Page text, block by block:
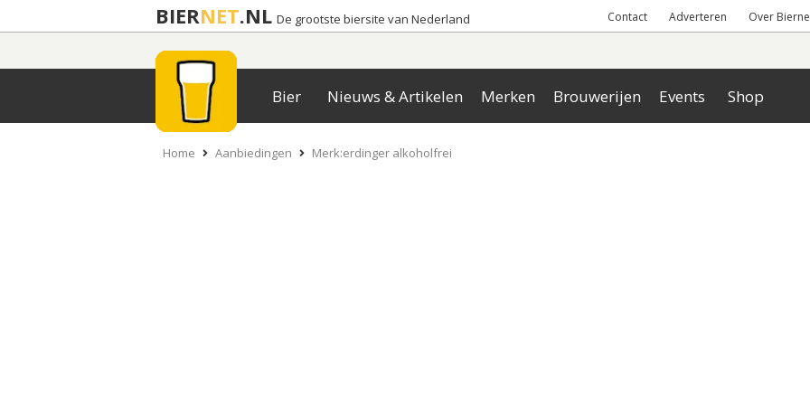
BIERNET.NL De grootste biersite van Nederland Contact Adverteren Over
Bier Nieuws & Artikelen Merken Brouwerijen Events Shop
Home Aanbiedingen Merk:erdinger alkoholfrei